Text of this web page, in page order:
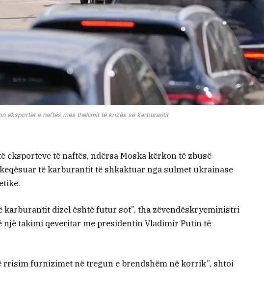
eksportet e naftës mes thellimit të krizës së karburantit
eksporteve të naftës, ndërsa Moska kërkon të zbusë
të karburantit të shkaktuar nga sulmet ukrainase
karburantit dizel është futur sot”, tha zëvendëskryeministri
një takimi qeveritar me presidentin Vladimir Putin të
rrisim furnizimet në tregun e brendshëm në korrik”, shtoi